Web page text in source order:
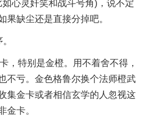
心灵奸笑和战斗号角)，说不定
果缺尘还是直接分掉吧。
，特别是金橙。用不着舍不得，
不亏。金色格鲁尔换个法师橙武
集金卡或者相信玄学的人忽视这
金卡。